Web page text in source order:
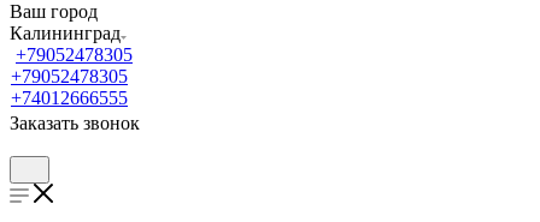
Ваш город
Калининград
+79052478305
+79052478305
+74012666555
Заказать звонок